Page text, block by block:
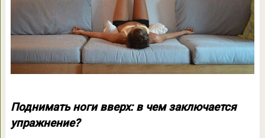
Поднимать ноги вверх: в чем заключается
упражнение?